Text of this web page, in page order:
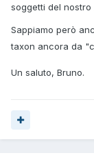
soggetti del
Sappiamo però
taxon ancora da
Un saluto, Bruno.